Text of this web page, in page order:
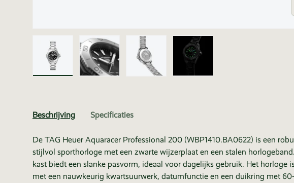
Beschrijving Specificaties
De TAG Heuer Aquaracer Professional 200 (WBP1410.BA0622) is een
stijlvol sporthorloge met een zwarte wijzerplaat en een stalen
kast biedt een slanke pasvorm, ideaal voor dagelijks gebruik. Het horloge
met een nauwkeurig kwartsuurwerk, datumfunctie en een duikring met